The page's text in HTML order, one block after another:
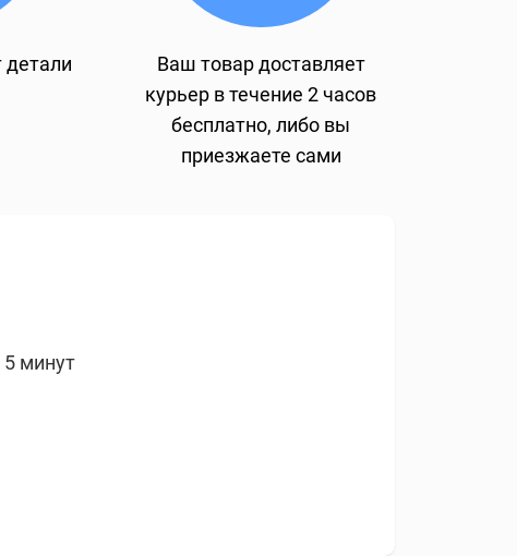
Ваш товар доставляет
курьер в течение 2 часов
бесплатно, либо вы
приезжаете сами
5 минут